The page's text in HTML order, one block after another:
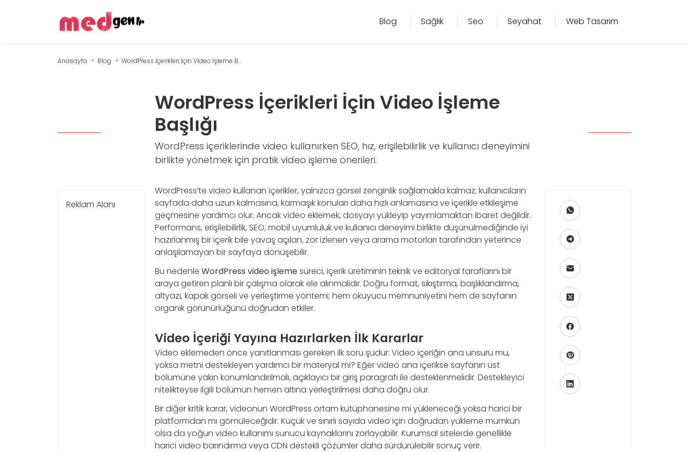
Blog Sağlık Seo Seyahat Web Tasarım
Anasayfa Blog WordPress İçerikleri İçin Video İşleme B...
WordPress İçerikleri İçin Video İşleme
Başlığı
WordPress içeriklerinde video kullanırken SEO, hız, erişilebilirlik ve kullanıcı deneyimini
birlikte yönetmek için pratik video işleme önerileri.
Reklam Alanı
WordPress’te video kullanan içerikler, yalnızca görsel zenginlik sağlamakla kalmaz; kullanıcıların
sayfada daha uzun kalmasına, karmaşık konuları daha hızlı anlamasına ve içerikle etkileşime
geçmesine yardımcı olur. Ancak video eklemek, dosyayı yükleyip yayımlamaktan ibaret değildir.
Performans, erişilebilirlik, SEO, mobil uyumluluk ve kullanıcı deneyimi birlikte düşünülmediğinde iyi
hazırlanmış bir içerik bile yavaş açılan, zor izlenen veya arama motorları tarafından yeterince
anlaşılamayan bir sayfaya dönüşebilir.
Bu nedenle WordPress video işlemesüreci, içerik üretiminin teknik ve editoryal taraflarını bir
araya getiren planlı bir çalışma olarak ele alınmalıdır. Doğru format, sıkıştırma, başlıklandırma,
altyazı, kapak görseli ve yerleştirme yöntemi; hem okuyucu memnuniyetini hem de sayfanın
organik görünürlüğünü doğrudan etkiler.
Video İçeriği Yayına Hazırlarken İlk Kararlar
Video eklemeden önce yanıtlanması gereken ilk soru şudur: Video içeriğin ana unsuru mu,
yoksa metni destekleyen yardımcı bir materyal mi? Eğer video ana içerikse sayfanın üst
bölümüne yakın konumlandırılmalı, açıklayıcı bir giriş paragrafı ile desteklenmelidir. Destekleyici
nitelikteyse ilgili bölümün hemen altına yerleştirilmesi daha doğru olur.
Bir diğer kritik karar, videonun WordPress ortam kütüphanesine mi yükleneceği yoksa harici bir
platformdan mı gömüleceğidir. Küçük ve sınırlı sayıda video için doğrudan yükleme mümkün
olsa da yoğun video kullanımı sunucu kaynaklarını zorlayabilir. Kurumsal sitelerde genellikle
harici video barındırma veya CDN destekli çözümler daha sürdürülebilir sonuç verir.